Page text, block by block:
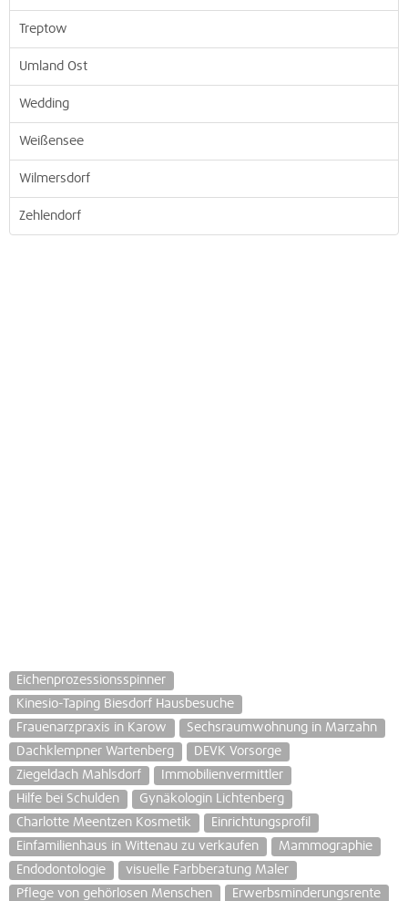
Treptow
Umland Ost
Wedding
Weißensee
Wilmersdorf
Zehlendorf
Eichenprozessionsspinner
Kinesio-Taping Biesdorf Hausbesuche
Frauenarzpraxis in Karow
Sechsraumwohnung in Marzahn
Dachklempner Wartenberg
DEVK Vorsorge
Ziegeldach Mahlsdorf
Immobilienvermittler
Hilfe bei Schulden
Gynäkologin Lichtenberg
Charlotte Meentzen Kosmetik
Einrichtungsprofil
Einfamilienhaus in Wittenau zu verkaufen
Mammographie
Endodontologie
visuelle Farbberatung Maler
Pflege von gehörlosen Menschen
Erwerbsminderungsrente